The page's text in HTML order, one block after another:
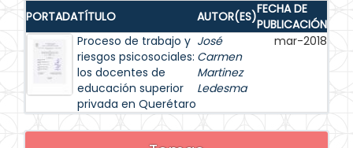
PORTADATÍTULO AUTOR(ES)FECHA DE
PUBLICACIÓN
Proceso de trabajo y
riesgos psicosociales:
los docentes de
educación superior
privada en Querétaro
José
Carmen
Martinez
Ledesma
mar-2018